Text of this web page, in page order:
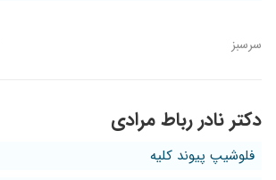
سرسبز
دکتر نادر رباط مرادی
فلوشیپ پیوند کلیه